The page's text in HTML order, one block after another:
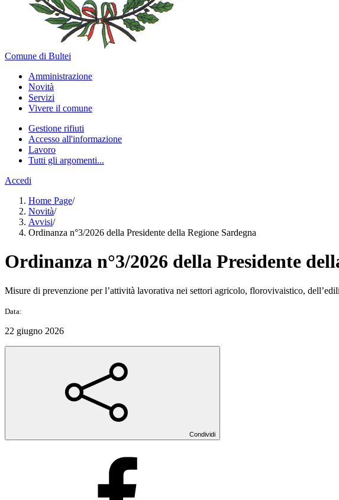
Comune di Bultei
Amministrazione
Novità
Servizi
Vivere il comune
Gestione rifiuti
Accesso all'informazione
Lavoro
Tutti gli argomenti...
Accedi
Home Page/
Novità/
Avvisi/
Ordinanza n°3/2026 della Presidente della Regione Sardegna
Ordinanza n°3/2026 della Presidente
Misure di prevenzione per l’attività lavorativa nei settori agricolo, florovivaistico,
Data:
22 giugno 2026
Condividi